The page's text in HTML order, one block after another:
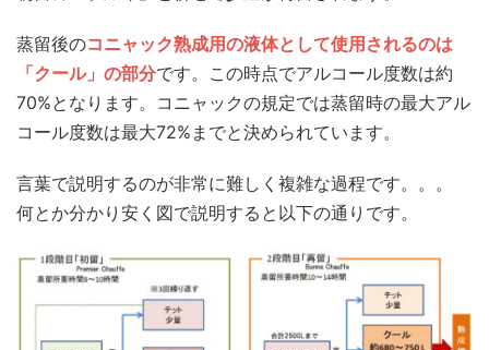
蒸留後のコニャック熟成用の液体として使用されるのは
「クール」の部分です。この時点でアルコール度数は約
70%となります。コニャックの規定では蒸留時の最大アル
コール度数は最大72%までと決められています。
言葉で説明するのが非常に難しく複雑な過程です。。。
何とか分かり安く図で説明すると以下の通りです。